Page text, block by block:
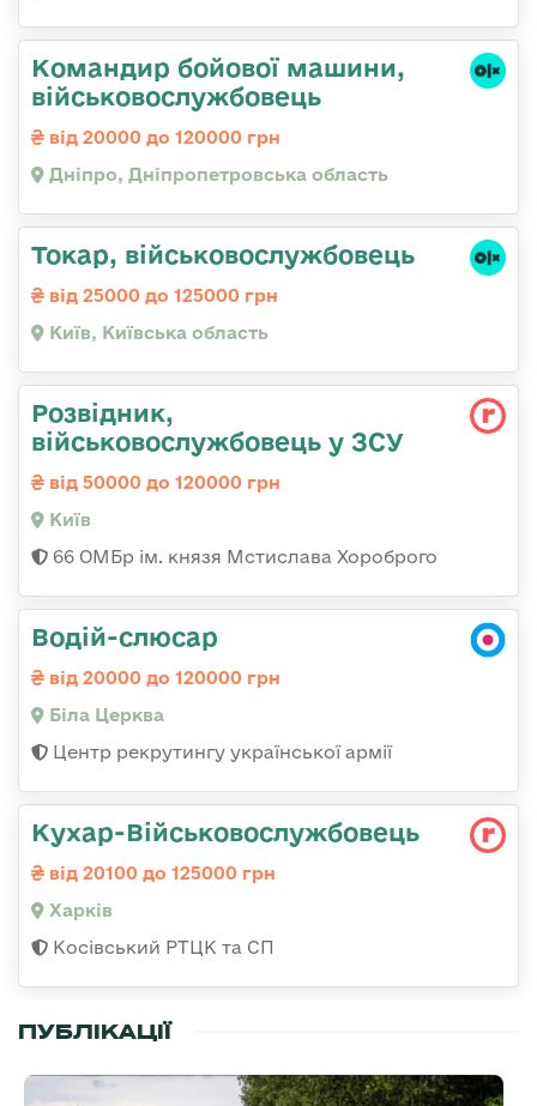
Командир бойової машини,
військовослужбовець
від 20000 до 120000 грн
Дніпро, Дніпропетровська область
Токар, військовослужбовець
від 25000 до 125000 грн
Київ, Київська область
Розвідник,
військовослужбовець у ЗСУ
від 50000 до 120000 грн
Київ
66 ОМБр ім. князя Мстислава Хороброго
Водій-слюсар
від 20000 до 120000 грн
Біла Церква
Центр рекрутингу української армії
Кухар-Військовослужбовець
від 20100 до 125000 грн
Харків
Косівський РТЦК та СП
ПУБЛІКАЦІЇ